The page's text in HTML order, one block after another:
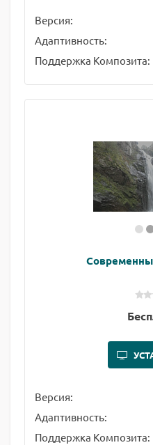
Версия:
Адаптивность:
Поддержка Композита:
Версия:
Адаптивность:
Поддержка Композита: